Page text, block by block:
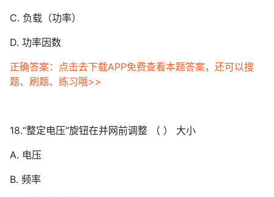
C. 负载（功率）
D. 功率因数
正确答案：点击去下载APP免费查看本题答案，还可以搜
题、刷题、练习哦>>
18.“整定电压”旋钮在并网前调整 （ ） 大小
A. 电压
B. 频率